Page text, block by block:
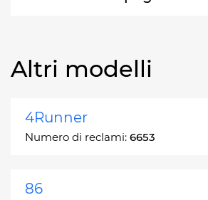
Altri modelli
4Runner
Numero di reclami: 6653
86